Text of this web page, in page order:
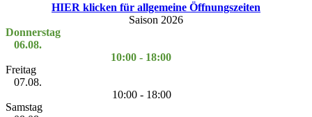
HIER klicken für allgemeine Öffnungszeiten
Saison 2026
Donnerstag
06.08.
10:00 - 18:00
Freitag
07.08.
10:00 - 18:00
Samstag